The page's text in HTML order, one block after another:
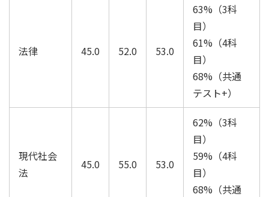
法律 45.0 52.0 53.0
63%（3科
目）
61%（4科
目）
68%（共通
テスト+）
現代社会
法
45.0 55.0 53.0
62%（3科
目）
59%（4科
目）
68%（共通